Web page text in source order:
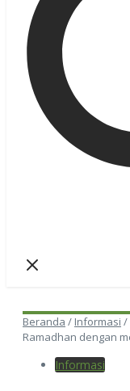
Beranda / Informasi /
Ramadhan dengan
Informasi